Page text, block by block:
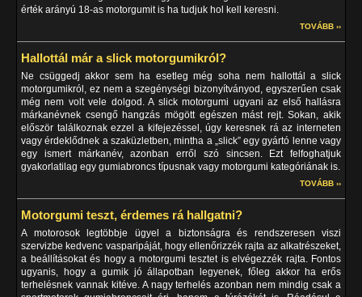
érték arányú 18-as motorgumit is ha tudjuk hol kell keresni.
TOVÁBB ››
Hallottál már a slick motorgumikról?
Ne csüggedj akkor sem ha esetleg még soha nem hallottál a slick
motorgumikról, ez nem a szegénységi bizonyítványod, egyszerűen csak
még nem volt vele dolgod. A slick motorgumi ugyani az első hallásra
márkanévnek csengő hangzás mögött egészen mást rejt. Sokan, akik
először találkoznak ezzel a kifejezéssel, úgy keresnek rá az interneten
vagy érdeklődnek a szaküzletben, mintha a „slick” egy gyártó lenne vagy
egy ismert márkanév, azonban erről szó sincsen. Ezt felfoghatjuk
gyakorlatilag egy gumiabroncs típusnak vagy motorgumi kategóriának is.
TOVÁBB ››
Motorgumi teszt, érdemes rá hallgatni?
A motorosok legtöbbje ügyel a biztonságra és rendszeresen viszi
szervizbe kedvenc vasparipáját, hogy ellenőrizzék rajta az alkatrészeket,
a beállításokat és hogy a motorgumi tesztet is elvégezzék rajta. Fontos
ugyanis, hogy a gumik jó állapotban legyenek, főleg akkor ha erős
terhelésnek vannak kitéve. A nagy terhelés azonban nem mindig csak a